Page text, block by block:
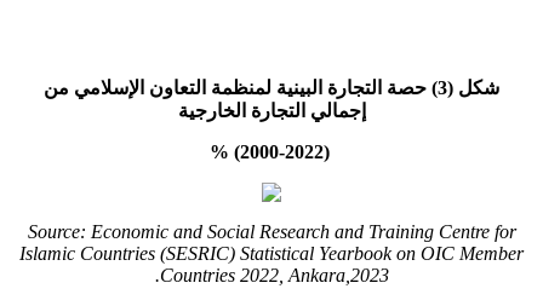
شكل (3) حصة التجارة البينية لمنظمة التعاون الإسلامي من
إجمالي التجارة الخارجية
(2000-2022) %
Source: Economic and Social Research and Training Centre for
Islamic Countries (SESRIC) Statistical Yearbook on OIC Member
Countries 2022, Ankara,2023.